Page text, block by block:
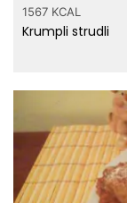
1567 KCAL
Krumpli strudli